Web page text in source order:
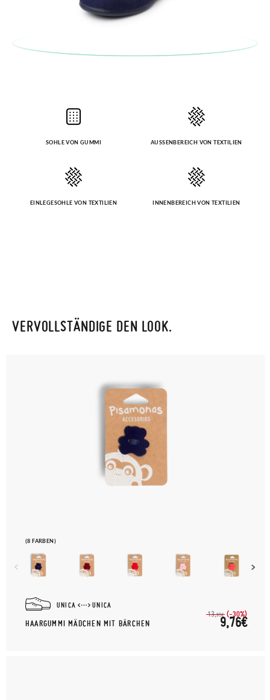
SOHLE VON GUMMI AUSSENBEREICH VON TEXTILIEN
EINLEGESOHLE VON TEXTILIEN INNENBEREICH VON TEXTILIEN
VERVOLLSTÄNDIGE DEN LOOK.
(8 FARBEN)
UNICA UNICA
HAARGUMMI MÄDCHEN MIT BÄRCHEN
13,95€ (-30%)
9,76€